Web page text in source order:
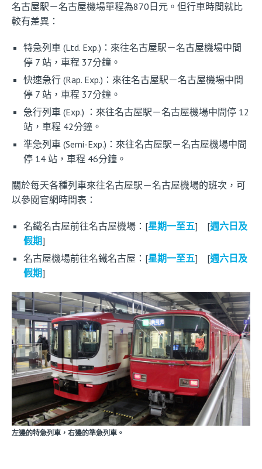
名古屋駅－名古屋機場單程為870日元。但行車時間就比
較有差異：
特急列車 (Ltd. Exp.)：來往名古屋駅－名古屋機場中間
停 7 站，車程 37分鐘。
快速急行 (Rap. Exp.)：來往名古屋駅－名古屋機場中間
停 7 站，車程 37分鐘。
急行列車 (Exp.) ：來往名古屋駅－名古屋機場中間停 12
站，車程 42分鐘。
準急列車 (Semi-Exp.)：來往名古屋駅－名古屋機場中間
停 14 站，車程 46分鐘。
關於每天各種列車來往名古屋駅－名古屋機場的班次，可
以參閱官網時間表：
名鐵名古屋前往名古屋機場：[星期一至五] [週六日及
假期]
名古屋機場前往名鐵名古屋：[星期一至五] [週六日及
假期]
左邊的特急列車，右邊的準急列車。